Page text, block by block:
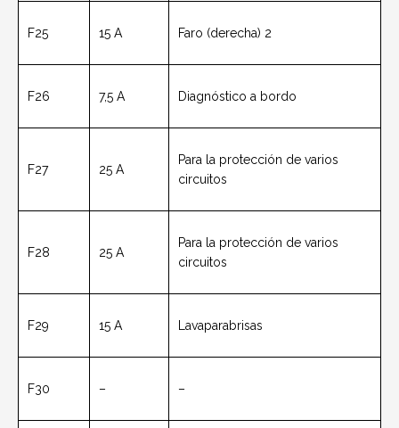
F25 15 A Faro (derecha) 2
F26 7,5 A Diagnóstico a bordo
F27 25 A
Para la protección de varios
circuitos
F28 25 A
Para la protección de varios
circuitos
F29 15 A Lavaparabrisas
F30 – –